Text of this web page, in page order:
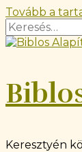
Tovább a
Keresés:
Keresztyén